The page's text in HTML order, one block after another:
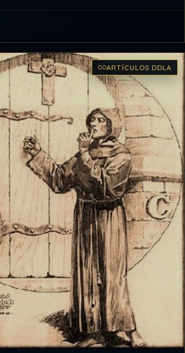
ARTÍCULOS DDLA